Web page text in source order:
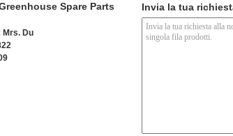
Spare Parts
Mrs. Du
Invia la tua